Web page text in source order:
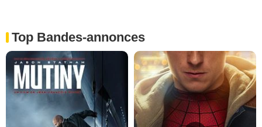
Top Bandes-annonces